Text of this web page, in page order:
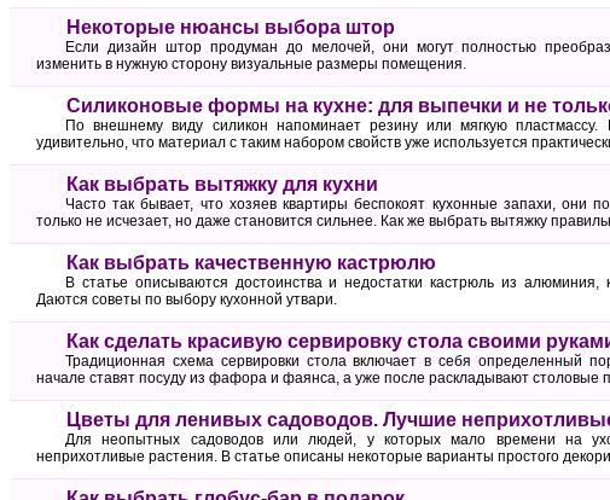
Некоторые нюансы выбора штор
Если дизайн штор продуман до мелочей, они могут полностью
изменить в нужную сторону визуальные размеры помещения.
Силиконовые формы на кухне: для выпечки и не
По внешнему виду силикон напоминает резину или мягкую
удивительно, что материал с таким набором свойств уже используется
Как выбрать вытяжку для кухни
Часто так бывает, что хозяев квартиры беспокоят кухонные запахи, они
только не исчезает, но даже становится сильнее. Как же выбрать вытяжку
Как выбрать качественную кастрюлю
В статье описываются достоинства и недостатки кастрюль из
Даются советы по выбору кухонной утвари.
Как сделать красивую сервировку стола своими
Традиционная схема сервировки стола включает в себя определенный
начале ставят посуду из фафора и фаянса, а уже после раскладывают столовые
Цветы для ленивых садоводов. Лучшие
Для неопытных садоводов или людей, у которых мало времени на
неприхотливые растения. В статье описаны некоторые варианты простого